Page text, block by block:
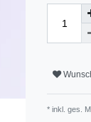
* inkl. ges.